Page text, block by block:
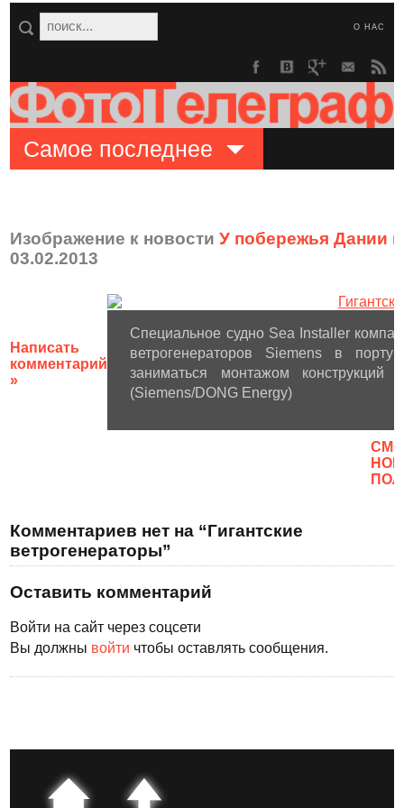
О НАС
Самое последнее
Изображение к новостиУ побережья Дании
03.02.2013
Написать
комментарий
»
Специальное судно Sea Installer
ветрогенераторов Siemens в
заниматься монтажом
(Siemens/DONG Energy)
Комментариев нет на “Гигантские
ветрогенераторы”
Оставить комментарий
Войти на сайт через соцсети
Вы должны войти чтобы оставлять сообщения.